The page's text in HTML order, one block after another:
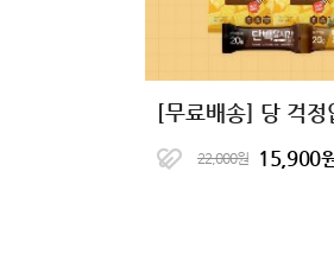
22,000원 15,900